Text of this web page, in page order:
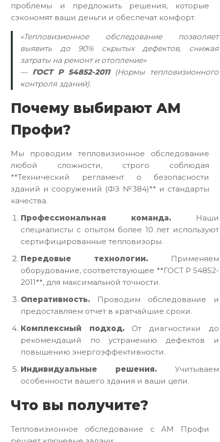
проблемы и предложить решения, которые
сэкономят ваши деньги и обеспечат комфорт.
«Тепловизионное обследование позволяет
выявить до 90% скрытых дефектов, снижая
затраты на ремонт и отопление»
— ГОСТ Р 54852-2011(Нормы тепловизионного
контроля зданий).
Почему выбирают АМ
Профи?
Мы проводим тепловизионное обследование
любой сложности, строго соблюдая
**Технический регламент о безопасности
зданий и сооружений (ФЗ №384)** и стандарты
качества.
Профессиональная команда. Наши
специалисты с опытом более 10 лет используют
сертифицированные тепловизоры.
Передовые технологии. Применяем
оборудование, соответствующее **ГОСТ Р 54852-
2011**, для максимальной точности.
Оперативность. Проводим обследование и
предоставляем отчет в кратчайшие сроки.
Комплексный подход.От диагностики до
рекомендаций по устранению дефектов и
повышению энергоэффективности.
Индивидуальные решения. Учитываем
особенности вашего здания и ваши цели.
Что вы получите?
Тепловизионное обследование с АМ Профи